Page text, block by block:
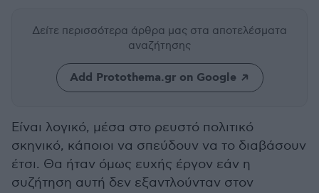
Δείτε περισσότερα άρθρα μας στα αποτελέσματα
αναζήτησης
Add Protothema.gr on Google
Είναι λογικό, μέσα στο ρευστό πολιτικό
σκηνικό, κάποιοι να σπεύδουν να το διαβάσουν
έτσι. Θα ήταν όμως ευχής έργον εάν η
συζήτηση αυτή δεν εξαντλούνταν στον